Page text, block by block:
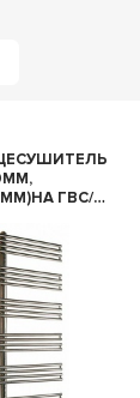
ГВС/
1/2,
МАЕВСК.В
КР/ПЕРЕК.,
ZZ